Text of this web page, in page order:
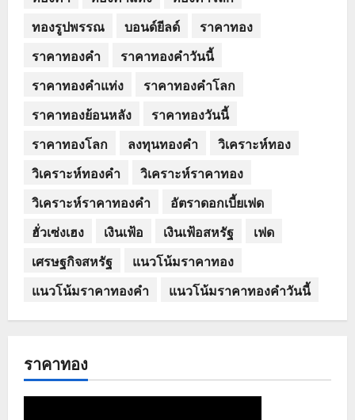
ทองรูปพรรณ
บอนด์ยีลด์
ราคาทอง
ราคาทองคำ
ราคาทองคำวันนี้
ราคาทองคำแท่ง
ราคาทองคำโลก
ราคาทองย้อนหลัง
ราคาทองวันนี้
ราคาทองโลก
ลงทุนทองคำ
วิเคราะห์ทอง
วิเคราะห์ทองคำ
วิเคราะห์ราคาทอง
วิเคราะห์ราคาทองคำ
อัตราดอกเบี้ยเฟด
ฮั่วเซ่งเฮง
เงินเฟ้อ เงินเฟ้อสหรัฐ
เฟด
เศรษฐกิจสหรัฐ
แนวโน้มราคาทอง
แนวโน้มราคาทองคำ
แนวโน้มราคาทองคำวันนี้
ราคาทอง